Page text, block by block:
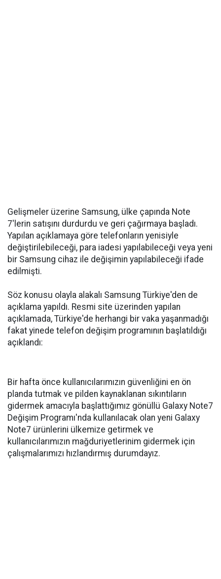
Gelişmeler üzerine Samsung, ülke çapında Note
7'lerin satışını durdurdu ve geri çağırmaya başladı.
Yapılan açıklamaya göre telefonların yenisiyle
değiştirilebileceği, para iadesi yapılabileceği veya yeni
bir Samsung cihaz ile değişimin yapılabileceği ifade
edilmişti.
Söz konusu olayla alakalı Samsung Türkiye'den de
açıklama yapıldı. Resmi site üzerinden yapılan
açıklamada, Türkiye'de herhangi bir vaka yaşanmadığı
fakat yinede telefon değişim programının başlatıldığı
açıklandı:
Bir hafta önce kullanıcılarımızın güvenliğini en ön
planda tutmak ve pilden kaynaklanan sıkıntıların
gidermek amacıyla başlattığımız gönüllü Galaxy Note7
Değişim Programı'nda kullanılacak olan yeni Galaxy
Note7 ürünlerini ülkemize getirmek ve
kullanıcılarımızın mağduriyetlerinim gidermek için
çalışmalarımızı hızlandırmış durumdayız.